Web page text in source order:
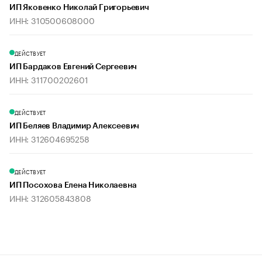
ИП Яковенко Николай Григорьевич
ИНН: 310500608000
ДЕЙСТВУЕТ
ИП Бардаков Евгений Сергеевич
ИНН: 311700202601
ДЕЙСТВУЕТ
ИП Беляев Владимир Алексеевич
ИНН: 312604695258
ДЕЙСТВУЕТ
ИП Посохова Елена Николаевна
ИНН: 312605843808